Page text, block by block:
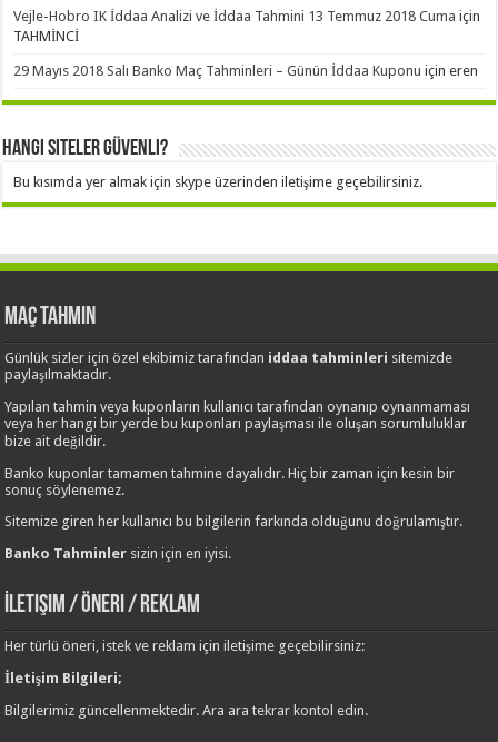
Vejle-Hobro IK İddaa Analizi ve İddaa Tahmini 13 Temmuz 2018 Cuma için
TAHMİNCİ
29 Mayıs 2018 Salı Banko Maç Tahminleri – Günün İddaa Kuponu içineren
Hangi Siteler Güvenli?
Bu kısımda yer almak için skype üzerinden iletişime geçebilirsiniz.
Maç Tahmin
Günlük sizler için özel ekibimiz tarafından iddaa tahminleri sitemizde
paylaşılmaktadır.
Yapılan tahmin veya kuponların kullanıcı tarafından oynanıp oynanmaması
veya her hangi bir yerde bu kuponları paylaşması ile oluşan sorumluluklar
bize ait değildir.
Banko kuponlar tamamen tahmine dayalıdır. Hiç bir zaman için kesin bir
sonuç söylenemez.
Sitemize giren her kullanıcı bu bilgilerin farkında olduğunu doğrulamıştır.
Banko Tahminler sizin için en iyisi.
İletişim / Öneri / Reklam
Her türlü öneri, istek ve reklam için iletişime geçebilirsiniz:
İletişim Bilgileri;
Bilgilerimiz güncellenmektedir. Ara ara tekrar kontol edin.